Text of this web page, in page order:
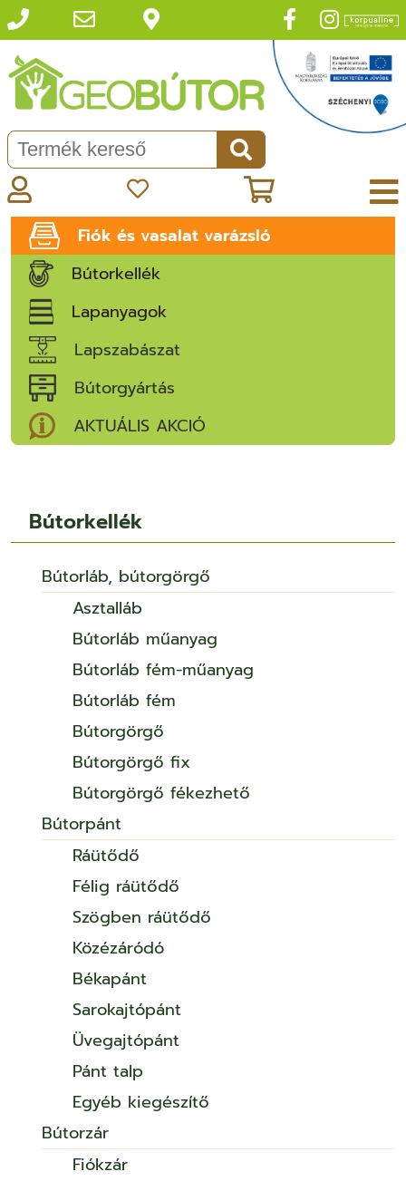
Fiók és vasalat varázsló
Bútorkellék
Lapanyagok
Lapszabászat
Bútorgyártás
AKTUÁLIS AKCIÓ
Bútorkellék
Bútorláb, bútorgörgő
Asztalláb
Bútorláb műanyag
Bútorláb fém-műanyag
Bútorláb fém
Bútorgörgő
Bútorgörgő fix
Bútorgörgő fékezhető
Bútorpánt
Ráütődő
Félig ráütődő
Szögben ráütődő
Közézáródó
Békapánt
Sarokajtópánt
Üvegajtópánt
Pánt talp
Egyéb kiegészítő
Bútorzár
Fiókzár